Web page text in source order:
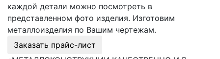
каждой детали можно посмотреть в
представленном фото изделия. Изготовим
металлоизделия по Вашим чертежам.
Заказать прайс-лист